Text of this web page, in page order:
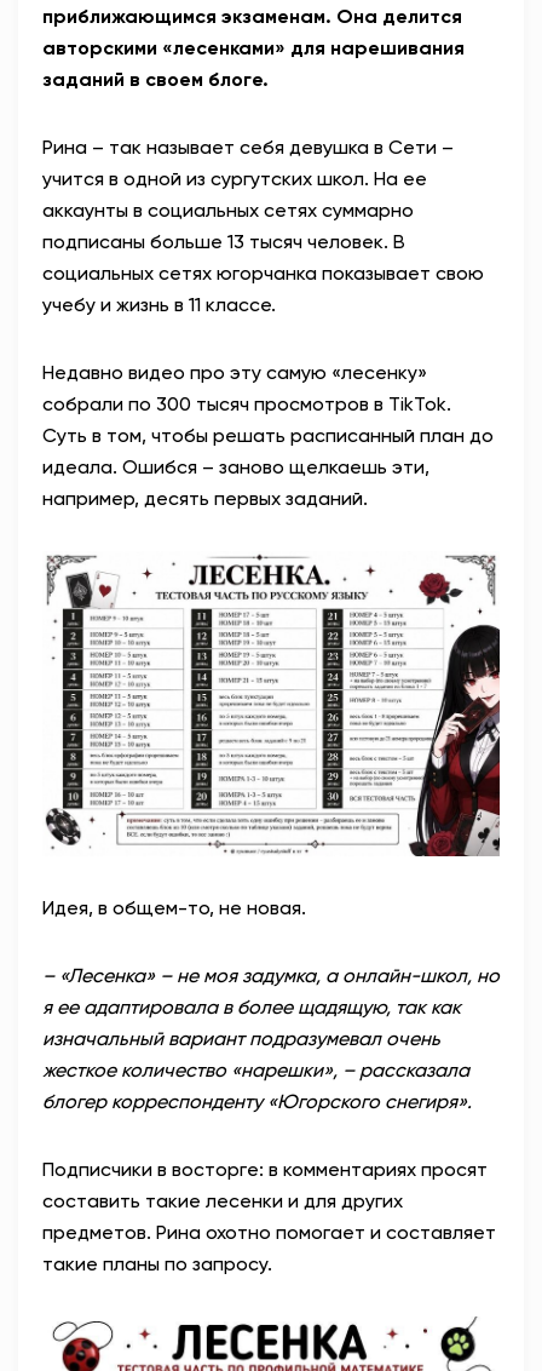
Вход / Регистрация
приближающимся экзаменам. Она делится
авторскими «лесенками» для нарешивания
заданий в своем блоге.
Рина – так называет себя девушка в Сети –
учится в одной из сургутских школ. На ее
аккаунты в социальных сетях суммарно
подписаны больше 13 тысяч человек. В
социальных сетях югорчанка показывает свою
учебу и жизнь в 11 классе.
Недавно видео про эту самую «лесенку»
собрали по 300 тысяч просмотров в TikTok.
Суть в том, чтобы решать расписанный план до
идеала. Ошибся – заново щелкаешь эти,
например, десять первых заданий.
Идея, в общем-то, не новая.
– «Лесенка» – не моя задумка, а онлайн-школ, но
я ее адаптировала в более щадящую, так как
изначальный вариант подразумевал очень
жесткое количество «нарешки», – рассказала
блогер корреспонденту «Югорского снегиря».
Подписчики в восторге: в комментариях просят
составить такие лесенки и для других
предметов. Рина охотно помогает и составляет
такие планы по запросу.